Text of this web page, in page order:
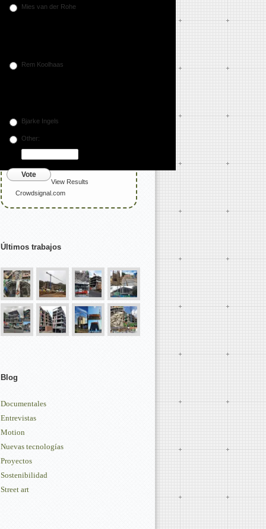
Mies van der Rohe
Rem Koolhaas
Bjarke Ingels
Other:
Vote
View Results
Crowdsignal.com
Últimos trabajos
Blog
Documentales
Entrevistas
Motion
Nuevas tecnologías
Proyectos
Sostenibilidad
Street art